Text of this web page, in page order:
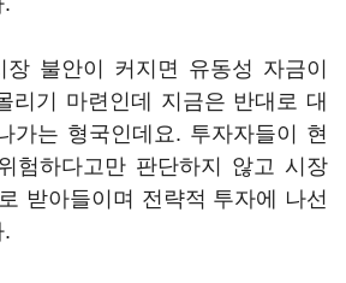
장 불안이 커지면 유동성 자금이
리기 마련인데 지금은 반대로 대
가는 형국인데요. 투자자들이 현
험하다고만 판단하지 않고 시장
받아들이며 전략적 투자에 나선